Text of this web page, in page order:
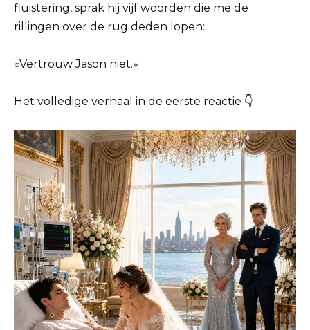
fluistering, sprak hij vijf woorden die me de
rillingen over de rug deden lopen:
«Vertrouw Jason niet.»
Het volledige verhaal in de eerste reactie 👇